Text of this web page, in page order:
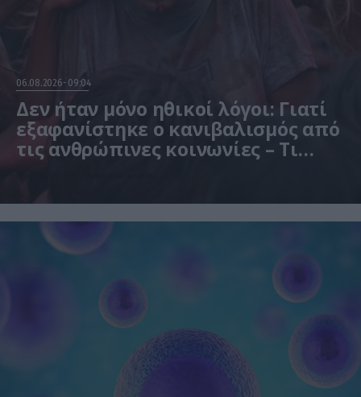
06.08.2026 09:04
Δεν ήταν μόνο ηθικοί λόγοι: Γιατί
εξαφανίστηκε ο κανιβαλισμός από
τις ανθρώπινες κοινωνίες – Τι